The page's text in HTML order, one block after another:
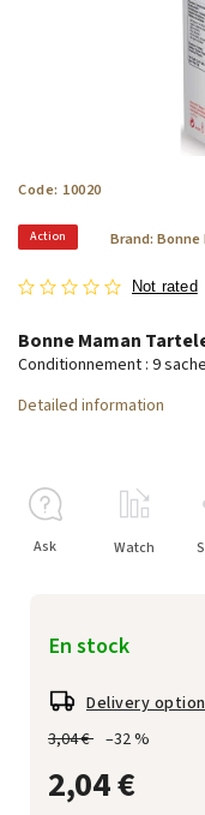
Code: 10020
Action
Not rated
Brand: Bonne
3,04 € –32 %
2,04 €
En stock
Delivery
Bonne Maman
Conditionnement : 9
Detailed information
Ask Watch